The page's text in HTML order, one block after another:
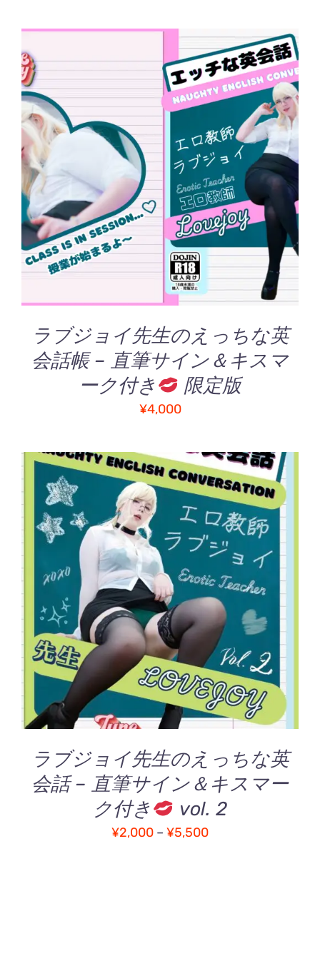
が
あ
り
ま
す。
プ
シ
ョ
ン
は
商
ペ
ー
ジ
ら
選
択
で
き
¥2,000
–
¥7,000
お買い物カゴに追加
/
詳細
ラブジョイ先生のえっちな英
会話帳 – 直筆サイン＆キスマ
ーク付き
限定版
¥4,000
オプションを選択こ
の
商
品
に
は
複
数
の
リ
エ
ー
シ
ョ
ン
/
詳細
ラブジョイ先生のえっちな英
会話 – 直筆サイン＆キスマー
ク付き
vol. 2
¥2,000 – ¥5,500価